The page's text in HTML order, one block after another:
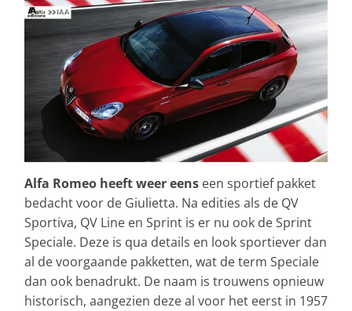
Alfa Romeo heeft weer eens een sportief pakket
bedacht voor de Giulietta. Na edities als de QV
Sportiva, QV Line en Sprint is er nu ook de Sprint
Speciale. Deze is qua details en look sportiever dan
al de voorgaande pakketten, wat de term Speciale
dan ook benadrukt. De naam is trouwens opnieuw
historisch, aangezien deze al voor het eerst in 1957